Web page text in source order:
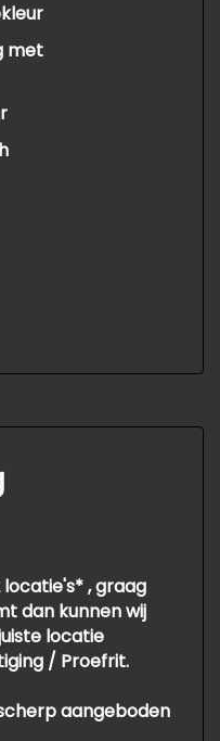
met
verstelbaar
locatie's* , graag
dan kunnen wij
locatie
/ Proefrit.
aangeboden